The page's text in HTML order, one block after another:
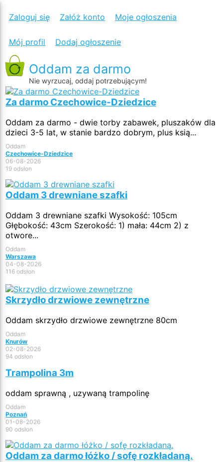
Zaloguj się Załóż konto Moje ogłoszenia
Mój profil Dodaj ogłoszenie
Oddam za darmo
Nie wyrzucaj, oddaj potrzebującym!
Za darmo Czechowice-Dziedzice
Oddam za darmo - dwie torby zabawek, pluszaków dla
dzieci 3-5 lat, w stanie bardzo dobrym, plus ksią...
Oddam
Czechowice-Dziedzice
06-08-2026
19 odsłon
Oddam 3 drewniane szafki
Oddam 3 drewniane szafki Wysokość: 105cm
Głębokość: 43cm Szerokość: 1) mała: 44cm 2) z
otwore...
Oddam
Warszawa
04-08-2026
116 odsłon
Skrzydło drzwiowe zewnętrzne
Oddam skrzydło drzwiowe zewnętrzne 80cm
Oddam
Knurów
02-08-2026
94 odsłon
Trampolina 3m
oddam sprawną , uzywaną trampolinę
Oddam
Poznań
01-08-2026
90 odsłon
Oddam za darmo łóżko / sofę rozkładaną.